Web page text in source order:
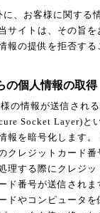
、お客様に関する
サイトは、その旨
報の提供を拒否する
の個人情報の取得
の情報が送信され
Socket Layer)と
報を暗号化します
クレジットカード
理する際にクレジ
ド番号が送信され
ドやコンピュータを